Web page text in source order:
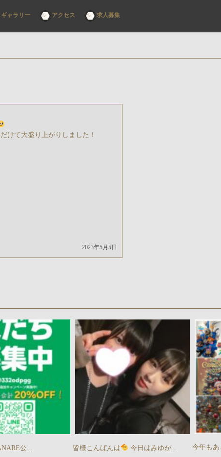
ギャラリー アクセス 求人募集
けて大盛り上がりしました！
2023年5月5日
んは 今日はみゆが... 今年もあと5日……！ 大好きな... こ